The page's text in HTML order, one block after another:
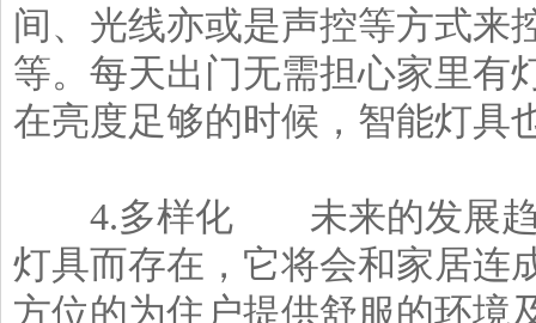
间、光线亦或是声控等方式来
等。每天出门无需担心家里有
在亮度足够的时候，智能灯具
4.多样化 未来的发展趋势
灯具而存在，它将会和家居连
方位的为住户提供舒服的环境